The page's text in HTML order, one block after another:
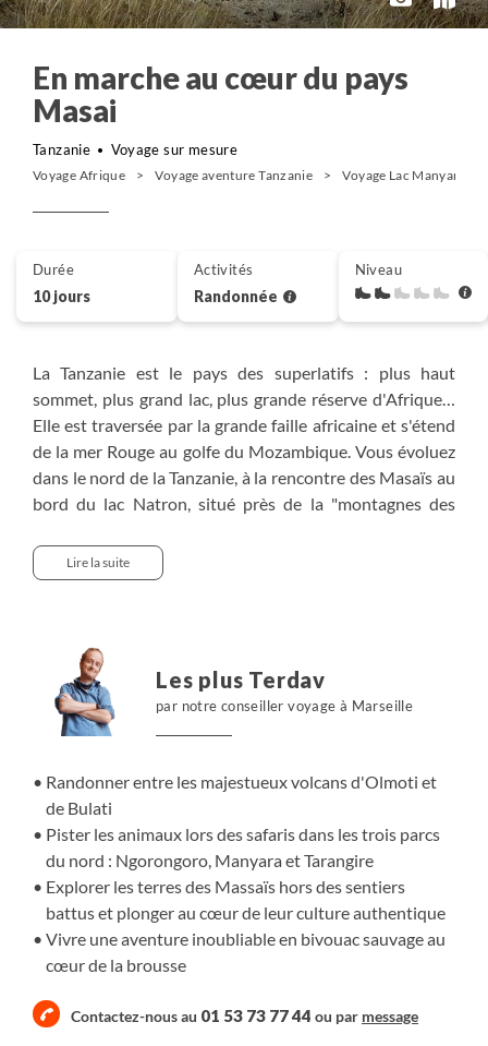
En marche au cœur du pays
Masai
Tanzanie Voyage sur mesure
Voyage Afrique Voyage aventure Tanzanie Voyage Lac Manyara
La Tanzanie est le pays des superlatifs : plus haut
sommet, plus grand lac, plus grande réserve d'Afrique…
Elle est traversée par la grande faille africaine et s'étend
de la mer Rouge au golfe du Mozambique. Vous évoluez
dans le nord de la Tanzanie, à la rencontre des Masaïs au
bord du lac Natron, situé près de la "montagnes des
vous profitez des baignades dans une cascade fraîche,
des balades dans une bananeraie et, bien sûr, vous
les grands parcs animaliers : les plaines du Serengeti, le
cratère du Ngorongoro et les vallées du Tarangire. Vivez
une expérience au cœur de la savane, véritable théâtre
de la vie sauvage!
Lire la suite
Les plus Terdav
par notre conseiller voyage à Marseille
Randonner entre les majestueux volcans d'Olmoti et
de Bulati
Pister les animaux lors des safaris dans les trois parcs
du nord : Ngorongoro, Manyara et Tarangire
Explorer les terres des Massaïs hors des sentiers
battus et plonger au cœur de leur culture authentique
Vivre une aventure inoubliable en bivouac sauvage au
cœur de la brousse
Contactez-nous au 01 53 73 77 44 ou par message
Durée
10 jours
Activités
Randonnée
Niveau